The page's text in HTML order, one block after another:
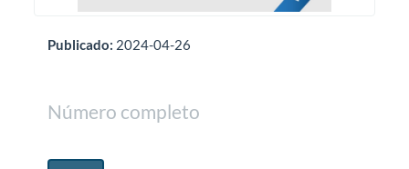
Publicado: 2024-04-26
Número completo